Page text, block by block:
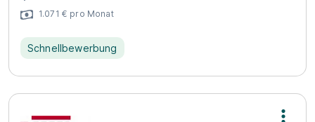
1.071 € pro Monat
Schnellbewerbung